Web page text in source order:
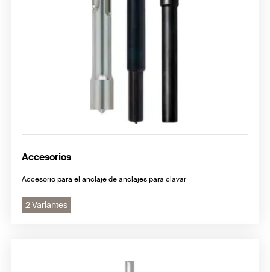
Accesorios
Accesorio para el anclaje de anclajes para clavar
2 Variantes